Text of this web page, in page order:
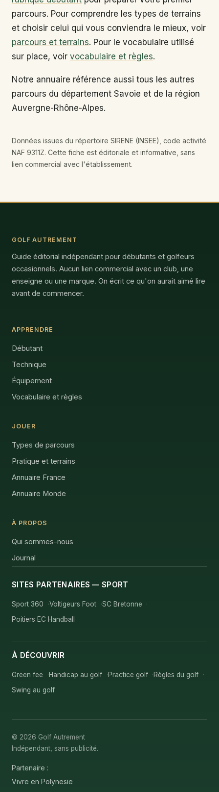
parcours. Pour comprendre les types de terrains
et choisir celui qui vous conviendra le mieux, voir
parcours et terrains. Pour le vocabulaire utilisé
sur place, voir vocabulaire et règles.
Notre annuaire référence aussi tous les autres
parcours du département Savoie et de la région
Auvergne-Rhône-Alpes.
Données issues du répertoire SIRENE (INSEE), code activité
NAF 9311Z. Cette fiche est éditoriale et informative, sans
lien commercial avec l'établissement.
GOLF AUTREMENT
Guide éditorial indépendant pour débutants et golfeurs
occasionnels. Aucun lien commercial avec un club, une
enseigne ou une marque. On écrit ce qu'on aurait aimé lire
avant de commencer.
APPRENDRE
Débutant
Technique
Équipement
Vocabulaire et règles
JOUER
Types de parcours
Pratique et terrains
Annuaire France
Annuaire Monde
À PROPOS
Qui sommes-nous
Journal
SITES PARTENAIRES — SPORT
Sport 360 Voltigeurs Foot
SC Bretonne
Poitiers EC Handball
À DÉCOUVRIR
Green fee Handicap au golf Practice golf
Règles du golf
Swing au golf
© 2026 Golf Autrement
Indépendant, sans publicité.
Partenaire :
Vivre en Polynesie